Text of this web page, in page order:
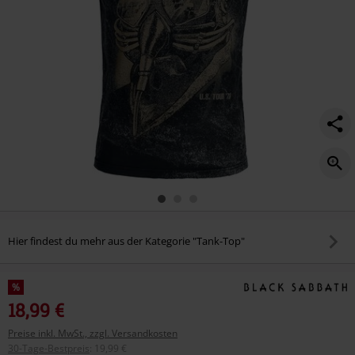
Hier findest du mehr aus der Kategorie "Tank-Top"
%
18,99 €
Preise inkl. MwSt., zzgl. Versandkosten
30-Tage-Bestpreis
19,99 €